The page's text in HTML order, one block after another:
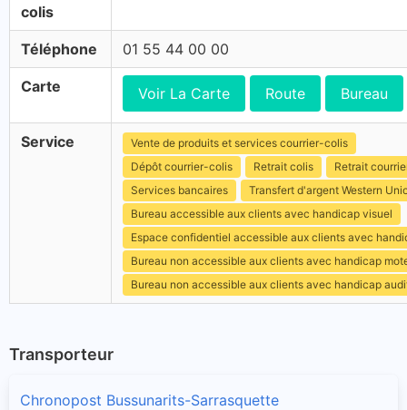
colis
Téléphone 01 55 44 00 00
Carte Voir La Carte Route Bureau
Service
Vente de produits et services courrier-colis
Dépôt courrier-colis
Retrait colis
Retrait
Services bancaires
Transfert d'argent Western
Bureau accessible aux clients avec handicap visuel
Espace confidentiel accessible aux clients avec
Bureau non accessible aux clients avec handicap
Bureau non accessible aux clients avec handicap
Transporteur
Chronopost Bussunarits-Sarrasquette